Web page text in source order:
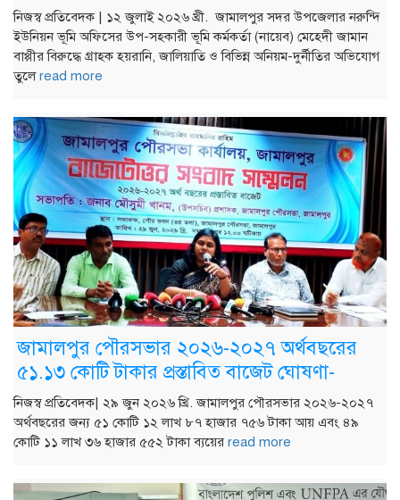
নিজস্ব প্রতিবেদক | ১২ জুলাই ২০২৬ খ্রী. জামালপুর সদর উপজেলার নরুন্দি
ইউনিয়ন ভূমি অফিসের উপ-সহকারী ভূমি কর্মকর্তা (নায়েব) মেহেদী জামান
বাপ্পীর বিরুদ্ধে গ্রাহক হয়রানি, জালিয়াতি ও বিভিন্ন অনিয়ম-দুর্নীতির অভিযোগ
তুলেread more
জামালপুর পৌরসভার ২০২৬-২০২৭ অর্থবছরের
৫১.১৩ কোটি টাকার প্রস্তাবিত বাজেট ঘোষণা-
নিজস্ব প্রতিবেদক| ২৯ জুন ২০২৬ খ্রি. জামালপুর পৌরসভার ২০২৬-২০২৭
অর্থবছরের জন্য ৫১ কোটি ১২ লাখ ৮৭ হাজার ৭৫৬ টাকা আয় এবং ৪৯
কোটি ১১ লাখ ৩৬ হাজার ৫৫২ টাকা ব্যয়ের read more